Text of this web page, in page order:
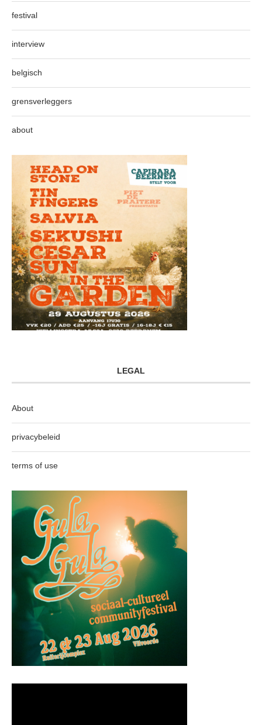
festival
interview
belgisch
grensverleggers
about
LEGAL
About
privacybeleid
terms of use